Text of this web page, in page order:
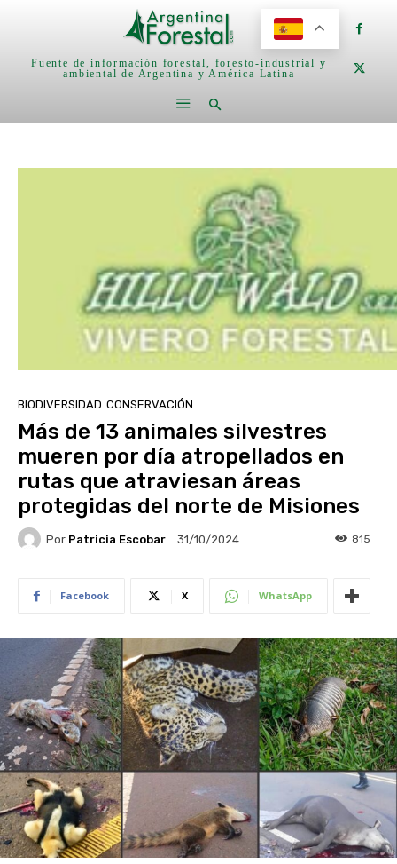
Fuente de información forestal, foresto-industrial y
ambiental de Argentina y América Latina
BIODIVERSIDAD CONSERVACIÓN
Más de 13 animales silvestres
mueren por día atropellados en
rutas que atraviesan áreas
protegidas del norte de Misiones
Por Patricia Escobar 31/10/2024 815
Facebook X WhatsApp